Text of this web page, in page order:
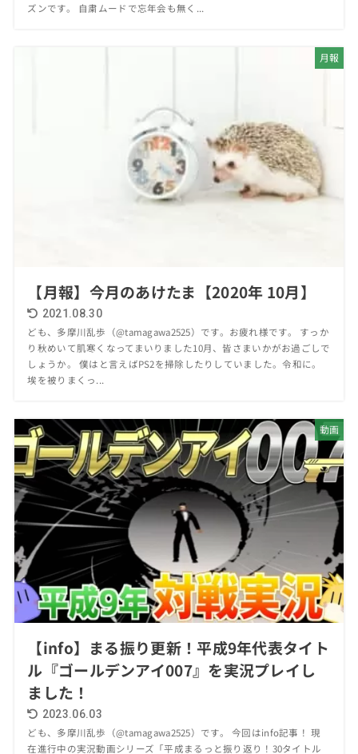
ズンです。 自粛ムードで忘年会も無く...
月報
【月報】今月のあけたま【2020年 10月】
2021.08.30
ども、多摩川乱歩（@tamagawa2525）です。お疲れ様です。 すっか
り秋めいて肌寒くなってまいりました10月、皆さまいかがお過ごしで
しょうか。 僕はと言えばPS2を掃除したりしていました。令和に。
埃を被りまくっ...
動画
【info】まる振り更新！平成9年代表タイト
ル『ゴールデンアイ007』を実況プレイし
ました！
2023.06.03
ども、多摩川乱歩（@tamagawa2525）です。 今回はinfo記事！ 現
在進行中の実況動画シリーズ「平成まるっと振り返り！30タイトル